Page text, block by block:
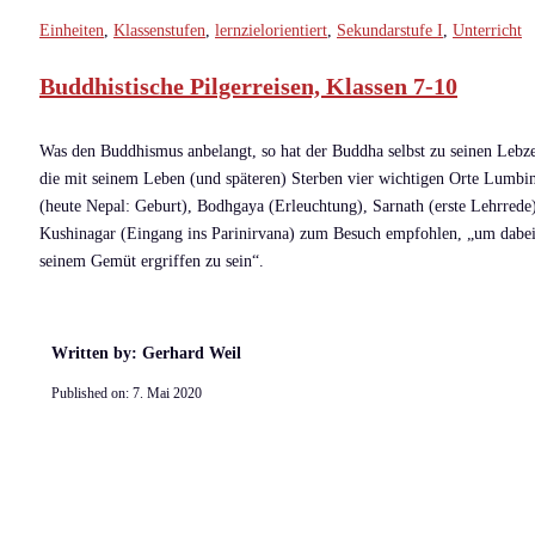
Einheiten Klassenstufen lernzielorientiert Sekundarstufe I Unterricht
Buddhistische Pilgerreisen, Klassen 7-10
Was den Buddhismus anbelangt, so hat der Buddha selbst zu seinen
die mit seinem Leben (und späteren) Sterben vier wichtigen Orte
(heute Nepal: Geburt), Bodhgaya (Erleuchtung), Sarnath (erste
Kushinagar (Eingang ins Parinirvana) zum Besuch empfohlen, „um
seinem Gemüt ergriffen zu sein“.
Written by: Gerhard Weil
Published on: 7. Mai 2020